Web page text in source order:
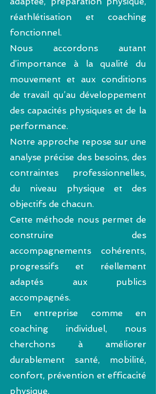
réathlétisation et coaching
fonctionnel.
Nous accordons autant
d’importance à la qualité du
mouvement et aux conditions
de travail qu’au développement
des capacités physiques et de la
performance.
Notre approche repose sur une
analyse précise des besoins, des
contraintes professionnelles,
du niveau physique et des
objectifs de chacun.
Cette méthode nous permet de
construire des
accompagnements cohérents,
progressifs et réellement
adaptés aux publics
accompagnés.
En entreprise comme en
coaching individuel, nous
cherchons à améliorer
durablement santé, mobilité,
confort, prévention et efficacité
physique.